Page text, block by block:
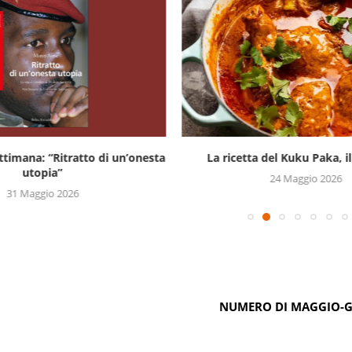
“Ritratto di un’onesta
utopia”
31 Maggio 2026
La ricetta del Kuku Paka,
24 Maggio 2026
NUMERO DI MAGGIO-